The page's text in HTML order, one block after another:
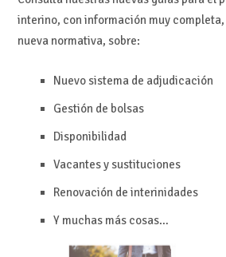
interino, con información muy
nueva normativa, sobre:
Nuevo sistema de adjudicación
Gestión de bolsas
Disponibilidad
Vacantes y sustituciones
Renovación de interinidades
Y muchas más cosas…